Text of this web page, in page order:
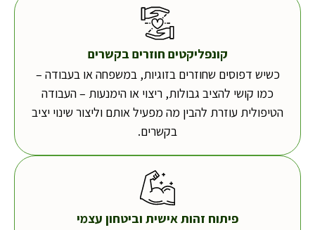
קונפליקטים חוזרים בקשרים
כשיש דפוסים שחוזרים בזוגיות, במשפחה או בעבודה –
כמו קושי להציב גבולות, ריצוי או הימנעות – העבודה
הטיפולית עוזרת להבין מה מפעיל אותם וליצור שינוי יציב
בקשרים.
פיתוח זהות אישית וביטחון עצמי